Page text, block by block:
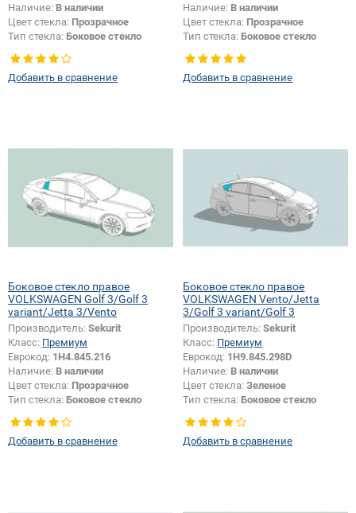
Наличие: В наличии
Цвет стекла: Прозрачное
Тип стекла: Боковое стекло
Добавить в сравнение
Наличие: В наличии
Цвет стекла: Прозрачное
Тип стекла: Боковое стекло
Добавить в сравнение
Боковое стекло правое
VOLKSWAGEN Golf 3/Golf 3
variant/Jetta 3/Vento
Производитель: Sekurit
Класс: Премиум
Еврокод: 1H4.845.216
Наличие: В наличии
Цвет стекла: Прозрачное
Тип стекла: Боковое стекло
правое
Добавить в сравнение
Боковое стекло правое
VOLKSWAGEN Vento/Jetta
3/Golf 3 variant/Golf 3
Производитель:Sekurit
Класс: Премиум
Еврокод: 1H9.845.298D
Наличие: В наличии
Цвет стекла:Зеленое
Тип стекла: Боковое стекло
правое
Добавить в сравнение